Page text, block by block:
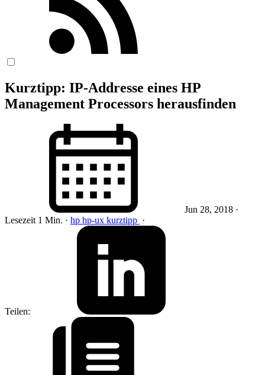
Kurztipp: IP-Addresse eines HP
Management Processors herausfinden
Jun 28, 2018 ·
Lesezeit 1 Min. · hp hp-ux kurztipp ·
Teilen: